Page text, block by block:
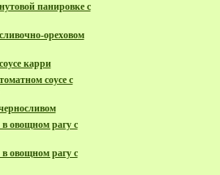
панировке с
ореховом
карри
соусе с
овощном рагу с
овощном рагу с